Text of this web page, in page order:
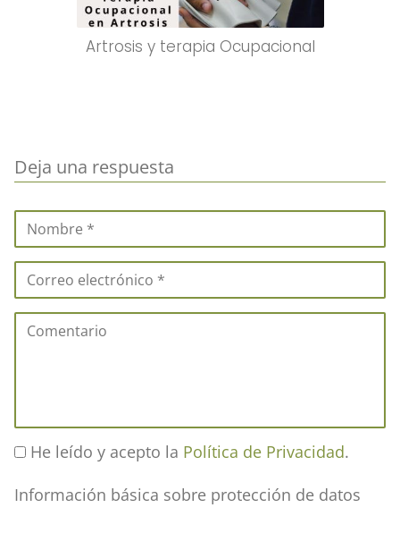
Artrosis y terapia Ocupacional
Deja una respuesta
He leído y acepto la Política de Privacidad.
Información básica sobre protección de datos